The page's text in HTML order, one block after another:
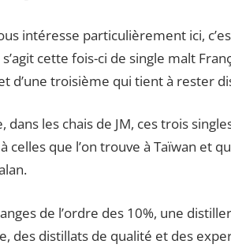
intéresse particulièrement ici,
s’agit cette fois-ci de single malt
d’une troisième qui tient à rester
dans les chais de JM, ces trois
celles que l’on trouve à Taïwan et
de l’ordre des 10%, une
des distillats de qualité et des